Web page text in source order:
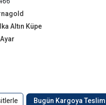
Altın Küpe
Bugün Kargoya Teslim